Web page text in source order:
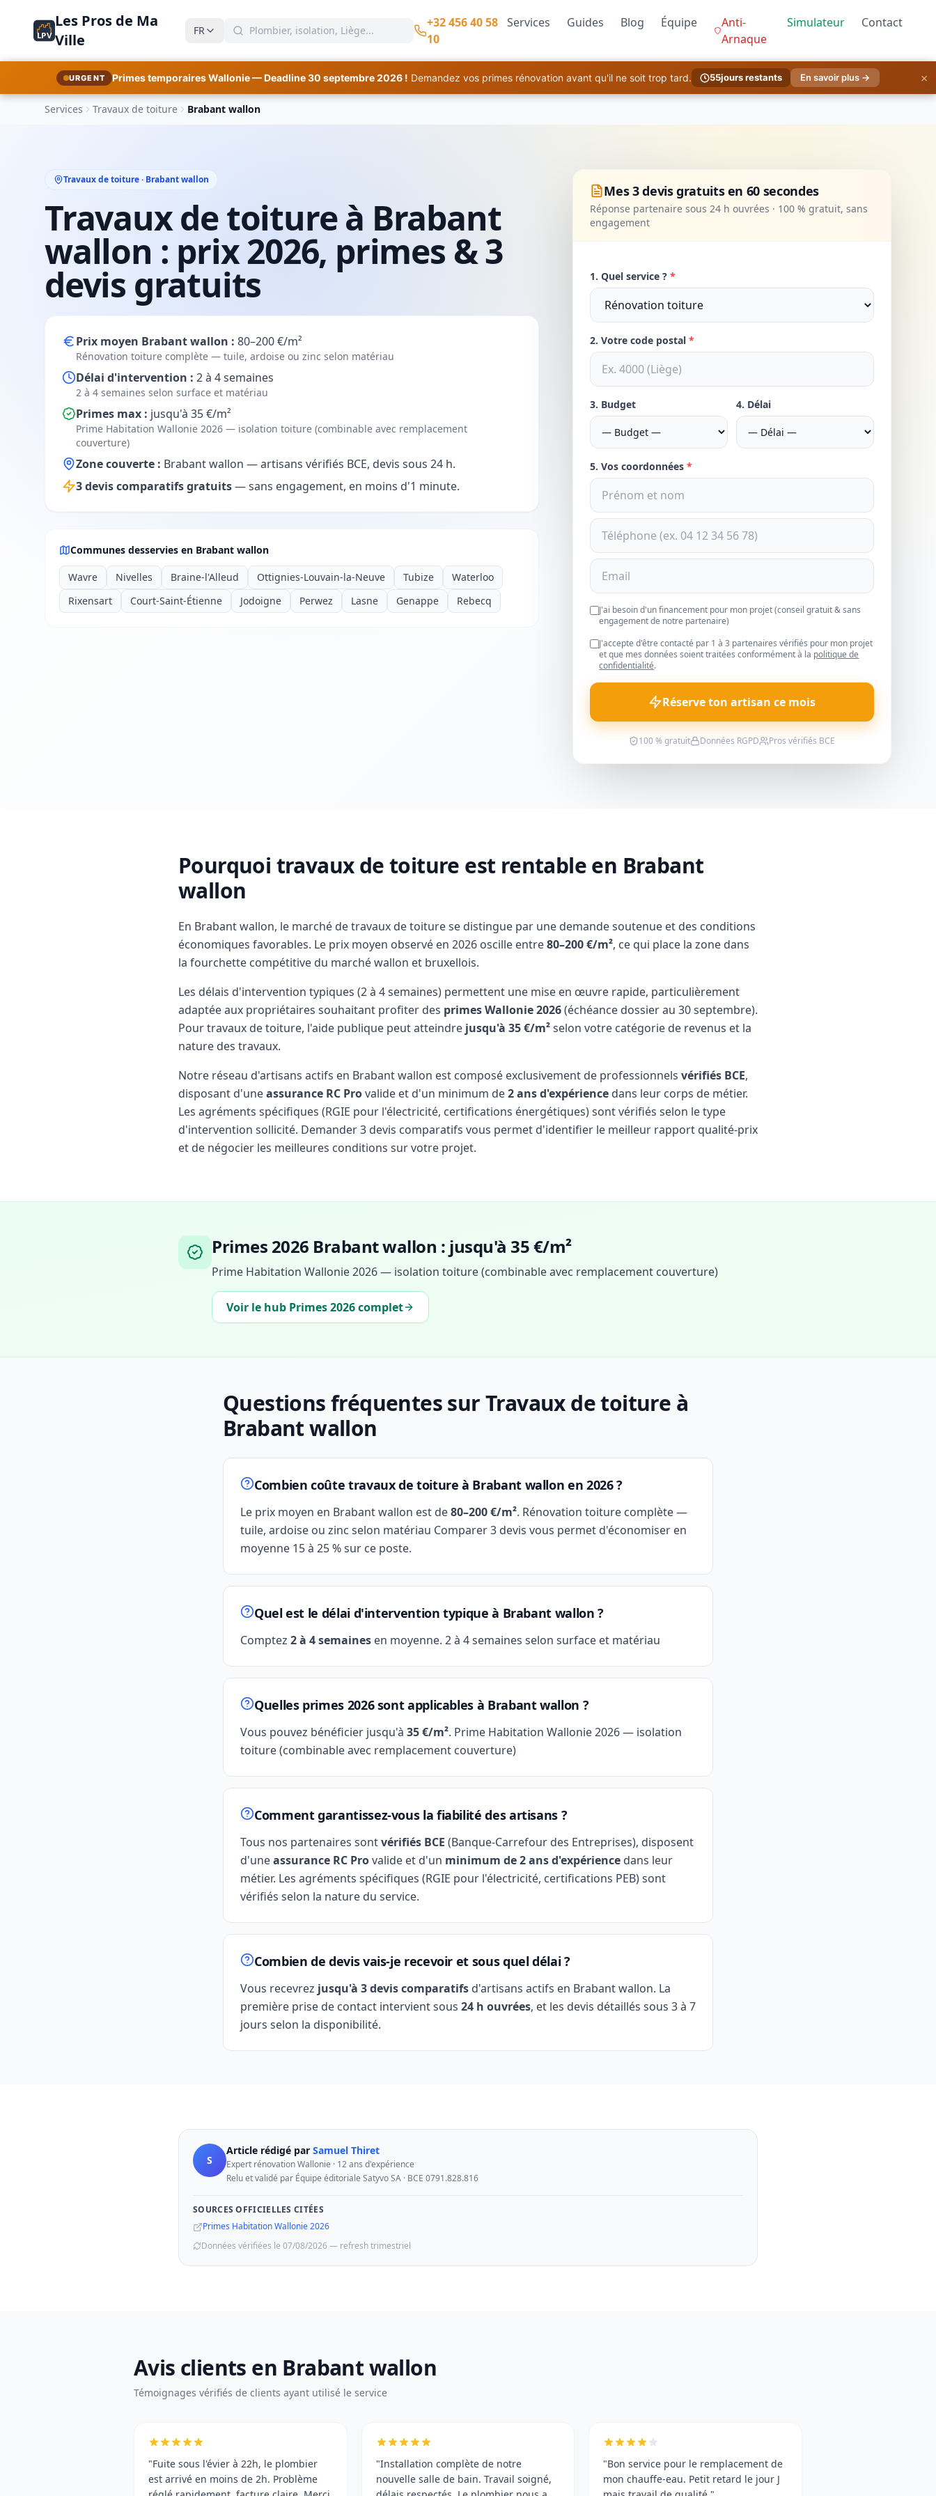
LPV
Les Pros de Ma
Ville
FR
+32 456 40 58
10
Services Guides Blog Équipe
Anti-
Arnaque
Simulateur Contact
URGENT Primes temporaires Wallonie — Deadline 30 septembre 2026 ! Demandez vos primes rénovation avant qu'il ne soit trop tard. 55jours restants En savoir plus → ×
Services Travaux de toiture Brabant wallon
Travaux de toiture · Brabant wallon
Travaux de toiture à Brabant
wallon : prix 2026, primes & 3
devis gratuits
Prix moyen Brabant wallon : 80–200 €/m²
Rénovation toiture complète — tuile, ardoise ou zinc selon matériau
Délai d'intervention : 2 à 4 semaines
2 à 4 semaines selon surface et matériau
Primes max : jusqu'à 35 €/m²
Prime Habitation Wallonie 2026 — isolation toiture (combinable avec remplacement
couverture)
Zone couverte : Brabant wallon — artisans vérifiés BCE, devis sous 24 h.
3 devis comparatifs gratuits— sans engagement, en moins d'1 minute.
Communes desservies en Brabant wallon
Wavre Nivelles Braine-l'Alleud Ottignies-Louvain-la-Neuve Tubize
Waterloo
Rixensart
Court-Saint-Étienne Jodoigne Perwez Lasne Genappe Rebecq
Mes 3 devis gratuits en 60 secondes
Réponse partenaire sous 24 h ouvrées · 100 % gratuit, sans
engagement
1. Quel service ?*
2. Votre code postal*
3. Budget 4. Délai
5. Vos coordonnées*
J'ai besoin d'un financement pour mon projet (conseil gratuit & sans
engagement de notre partenaire)
J'accepte d'être contacté par 1 à 3 partenaires vérifiés pour mon projet
et que mes données soient traitées conformément à la politique de
confidentialité.
Réserve ton artisan ce mois
100 % gratuit Données RGPD Pros vérifiés BCE
Pourquoi travaux de toiture est rentable en Brabant
wallon
En Brabant wallon, le marché de travaux de toiture se distingue par une demande soutenue et des conditions
économiques favorables. Le prix moyen observé en 2026 oscille entre80–200 €/m², ce qui place la zone dans
la fourchette compétitive du marché wallon et bruxellois.
Les délais d'intervention typiques (2 à 4 semaines) permettent une mise en œuvre rapide, particulièrement
adaptée aux propriétaires souhaitant profiter des primes Wallonie 2026(échéance dossier au 30 septembre).
Pour travaux de toiture, l'aide publique peut atteindre jusqu'à 35 €/m²selon votre catégorie de revenus et la
nature des travaux.
Notre réseau d'artisans actifs en Brabant wallon est composé exclusivement de professionnels vérifiés BCE,
disposant d'uneassurance RC Provalide et d'un minimum de2 ans d'expérience dans leur corps de métier.
Les agréments spécifiques (RGIE pour l'électricité, certifications énergétiques) sont vérifiés selon le type
d'intervention sollicité. Demander 3 devis comparatifs vous permet d'identifier le meilleur rapport qualité-prix
et de négocier les meilleures conditions sur votre projet.
Primes 2026 Brabant wallon : jusqu'à 35 €/m²
Prime Habitation Wallonie 2026 — isolation toiture (combinable avec remplacement couverture)
Voir le hub Primes 2026 complet
Questions fréquentes sur Travaux de toiture à
Brabant wallon
Combien coûte travaux de toiture à Brabant wallon en 2026 ?
Le prix moyen en Brabant wallon est de80–200 €/m². Rénovation toiture complète —
tuile, ardoise ou zinc selon matériau Comparer 3 devis vous permet d'économiser en
moyenne 15 à 25 % sur ce poste.
Quel est le délai d'intervention typique à Brabant wallon ?
Comptez 2 à 4 semaines en moyenne. 2 à 4 semaines selon surface et matériau
Quelles primes 2026 sont applicables à Brabant wallon ?
Vous pouvez bénéficier jusqu'à 35 €/m². Prime Habitation Wallonie 2026 — isolation
toiture (combinable avec remplacement couverture)
Comment garantissez-vous la fiabilité des artisans ?
Tous nos partenaires sontvérifiés BCE (Banque-Carrefour des Entreprises), disposent
d'uneassurance RC Provalide et d'un minimum de 2 ans d'expérience dans leur
métier. Les agréments spécifiques (RGIE pour l'électricité, certifications PEB) sont
vérifiés selon la nature du service.
Combien de devis vais-je recevoir et sous quel délai ?
Vous recevrez jusqu'à 3 devis comparatifs d'artisans actifs en Brabant wallon. La
première prise de contact intervient sous 24 h ouvrées, et les devis détaillés sous 3 à 7
jours selon la disponibilité.
S
Article rédigé par Samuel Thiret
Expert rénovation Wallonie · 12 ans d'expérience
Relu et validé par Équipe éditoriale Satyvo SA · BCE 0791.828.816
SOURCES OFFICIELLES CITÉES
Primes Habitation Wallonie 2026
Données vérifiées le 07/08/2026 — refresh trimestriel
Avis clients en Brabant wallon
Témoignages vérifiés de clients ayant utilisé le service
"Fuite sous l'évier à 22h, le plombier
est arrivé en moins de 2h. Problème
"Installation complète de notre
nouvelle salle de bain. Travail soigné,
"Bon service pour le remplacement de
mon chauffe-eau. Petit retard le jour J